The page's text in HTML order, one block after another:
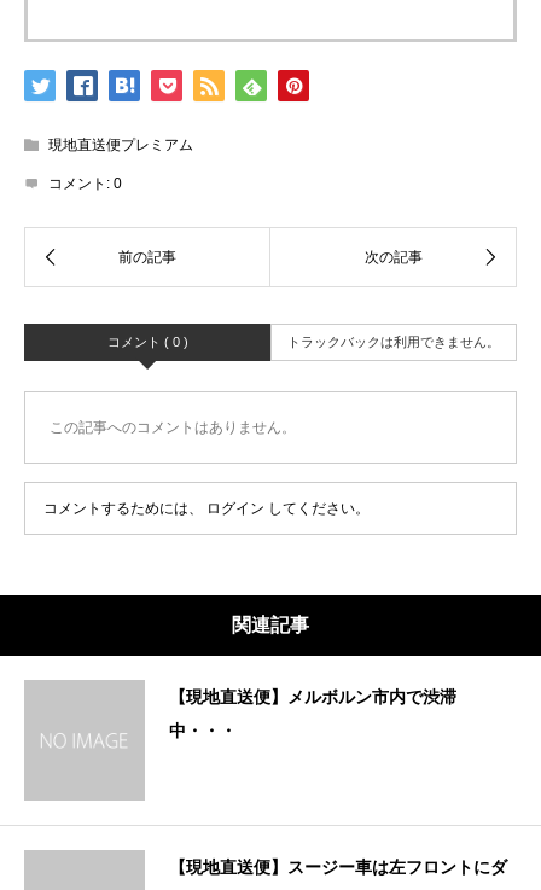
現地直送便プレミアム
コメント: 0
コメント ( 0 ) トラックバックは利用できません。
この記事へのコメントはありません。
コメントするためには、 ログイン してください。
関連記事
【現地直送便】メルボルン市内で渋滞
中・・・
【現地直送便】スージー車は左フロントにダ